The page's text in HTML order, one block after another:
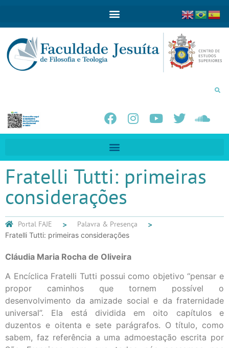
Fratelli Tutti: primeiras
considerações
Portal FAJE Palavra & Presença
Fratelli Tutti: primeiras considerações
Cláudia Maria Rocha de Oliveira
A Encíclica Fratelli Tutti possui como objetivo “pensar e
propor caminhos que tornem possível o
desenvolvimento da amizade social e da fraternidade
universal”. Ela está dividida em oito capítulos e
duzentos e oitenta e sete parágrafos. O título, como
sabem, faz referência a uma admoestação escrita por